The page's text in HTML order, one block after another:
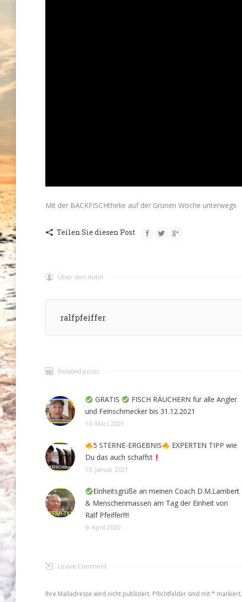
Mit der BACKFISCHtheke auf der Grünen Woche unterwegs
Teilen Sie diesen Post
Über den Autor
ralfpfeiffer
Related posts
GRATIS
FISCH RÄUCHERN für alle Angler
und Feinschmecker bis 31.12.2021
10. März 2021
5 STERNE-ERGEBNIS
EXPERTEN TIPP wie
Du das auch schaffst
10. Januar 2021
Einheitsgrüße an meinen Coach D.M.Lambert
& Menschenmassen am Tag der Einheit von
Ralf Pfeiffer!!!!
9. April 2020
Leave Comment
Ihre Mailadresse wird nicht publiziert. Pflichtfelder sind mit* markiert.